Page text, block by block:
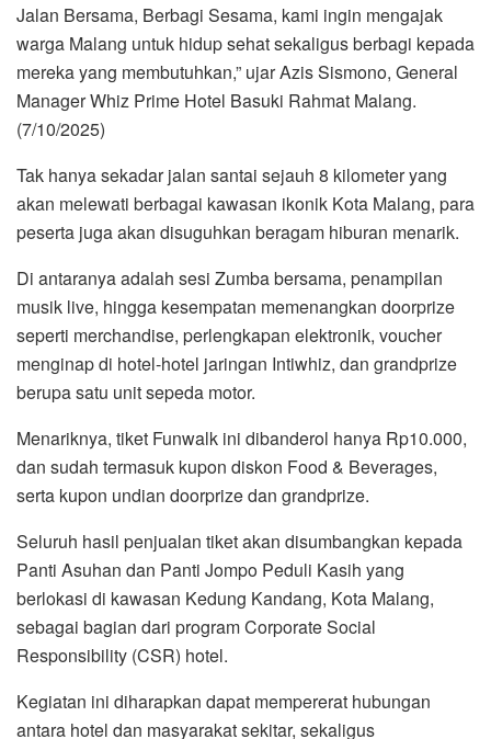
Jalan Bersama, Berbagi Sesama, kami ingin mengajak
warga Malang untuk hidup sehat sekaligus berbagi kepada
mereka yang membutuhkan,” ujar Azis Sismono, General
Manager Whiz Prime Hotel Basuki Rahmat Malang.
(7/10/2025)
Tak hanya sekadar jalan santai sejauh 8 kilometer yang
akan melewati berbagai kawasan ikonik Kota Malang, para
peserta juga akan disuguhkan beragam hiburan menarik.
Di antaranya adalah sesi Zumba bersama, penampilan
musik live, hingga kesempatan memenangkan doorprize
seperti merchandise, perlengkapan elektronik, voucher
menginap di hotel-hotel jaringan Intiwhiz, dan grandprize
berupa satu unit sepeda motor.
Menariknya, tiket Funwalk ini dibanderol hanya Rp10.000,
dan sudah termasuk kupon diskon Food & Beverages,
serta kupon undian doorprize dan grandprize.
Seluruh hasil penjualan tiket akan disumbangkan kepada
Panti Asuhan dan Panti Jompo Peduli Kasih yang
berlokasi di kawasan Kedung Kandang, Kota Malang,
sebagai bagian dari program Corporate Social
Responsibility (CSR) hotel.
Kegiatan ini diharapkan dapat mempererat hubungan
antara hotel dan masyarakat sekitar, sekaligus